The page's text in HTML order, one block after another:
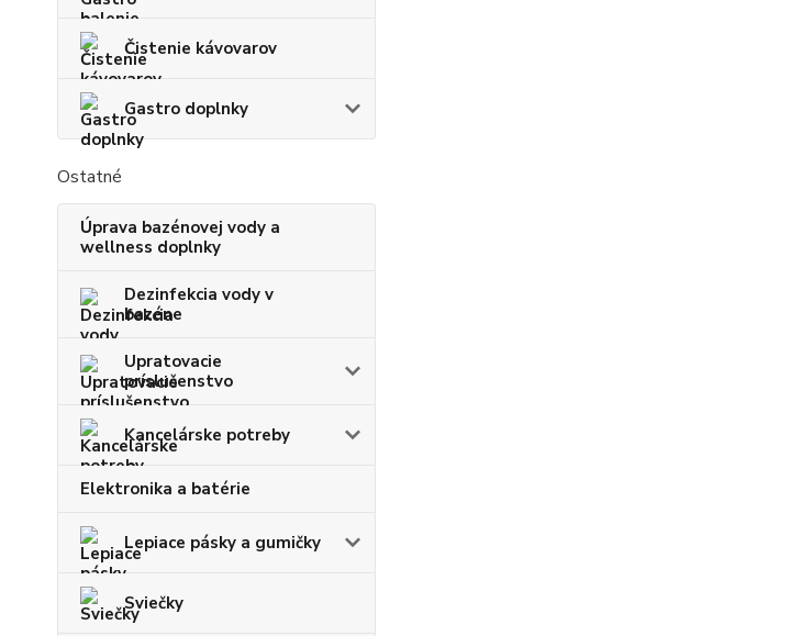
Čistenie kávovarov
Gastro doplnky
Ostatné
Úprava bazénovej vody a
wellness doplnky
Dezinfekcia vody v
bazéne
Upratovacie
príslušenstvo
Kancelárske potreby
Elektronika a batérie
Lepiace pásky a gumičky
Sviečky